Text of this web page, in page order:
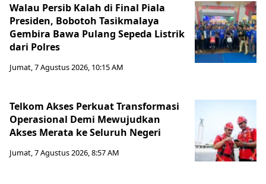
Walau Persib Kalah di Final Piala
Presiden, Bobotoh Tasikmalaya
Gembira Bawa Pulang Sepeda Listrik
dari Polres
Jumat, 7 Agustus 2026, 10:15 AM
Telkom Akses Perkuat Transformasi
Operasional Demi Mewujudkan
Akses Merata ke Seluruh Negeri
Jumat, 7 Agustus 2026, 8:57 AM